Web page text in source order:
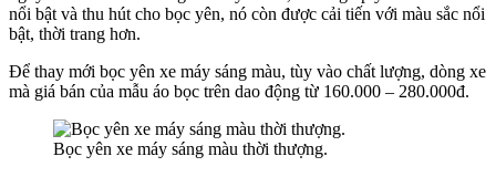
nổi bật và thu hút cho bọc yên, nó còn được cải tiến với màu sắc nổi
bật, thời trang hơn.
Để thay mới bọc yên xe máy sáng màu, tùy vào chất lượng, dòng xe
mà giá bán của mẫu áo bọc trên dao động từ 160.000 – 280.000đ.
Bọc yên xe máy sáng màu thời thượng.